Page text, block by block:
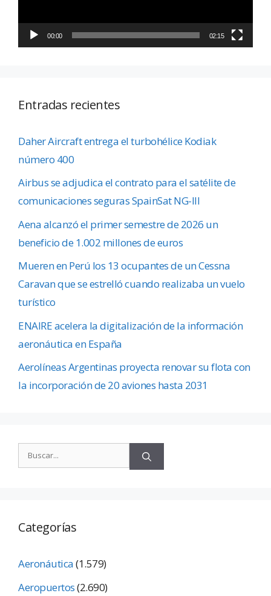
00:00 02:15
Entradas recientes
Daher Aircraft entrega el turbohélice Kodiak
número 400
Airbus se adjudica el contrato para el satélite de
comunicaciones seguras SpainSat NG-III
Aena alcanzó el primer semestre de 2026 un
beneficio de 1.002 millones de euros
Mueren en Perú los 13 ocupantes de un Cessna
Caravan que se estrelló cuando realizaba un vuelo
turístico
ENAIRE acelera la digitalización de la información
aeronáutica en España
Aerolíneas Argentinas proyecta renovar su flota con
la incorporación de 20 aviones hasta 2031
Categorías
Aeronáutica(1.579)
Aeropuertos(2.690)